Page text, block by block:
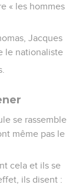
« les hommes
Jacques
le nationaliste
se rassemble
même pas le
cela et ils se
ils disent :